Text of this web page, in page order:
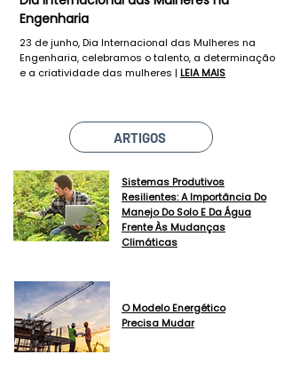
Engenharia
23 de junho, Dia Internacional das Mulheres na
Engenharia, celebramos o talento, a determinação
e a criatividade das mulheres | LEIA MAIS
ARTIGOS
Sistemas Produtivos
Resilientes: A Importância Do
Manejo Do Solo E Da Água
Frente Às Mudanças
Climáticas
O Modelo Energético
Precisa Mudar